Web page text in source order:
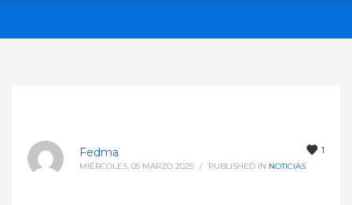
1
Fedma
MIÉRCOLES, 05 MARZO 2025 / PUBLISHED IN NOTICIAS